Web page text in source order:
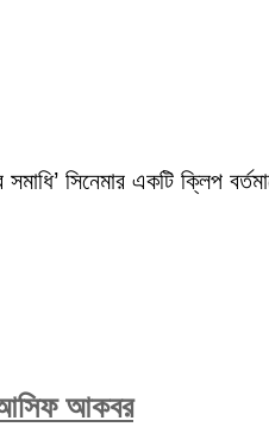
সিনেমার একটি ক্লিপ
আসিফ আকবর